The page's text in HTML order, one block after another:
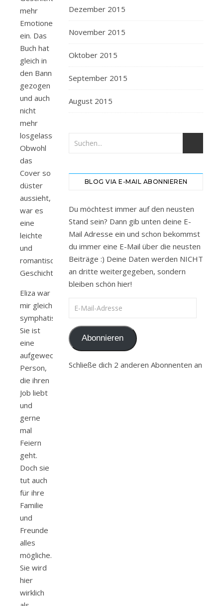
mehr
Emotionen
ein. Das
Buch hat
gleich in
den Bann
gezogen
und auch
nicht
mehr
losgelassen.
Obwohl
das
Cover so
düster
aussieht,
war es
eine
leichte
und
romantische
Geschichte.
Eliza war
mir gleich
symphatisch.
Sie ist
eine
aufgeweckte
Person,
die ihren
Job liebt
und
gerne
mal
Feiern
geht.
Doch sie
tut auch
für ihre
Familie
und
Freunde
alles
mögliche.
Sie wird
hier
wirklich
Dezember 2015
November 2015
Oktober 2015
September 2015
August 2015
BLOG VIA E-MAIL ABONNIEREN
Du möchtest immer auf den neusten
Stand sein? Dann gib unten deine E-
Mail Adresse ein und schon bekommst
du immer eine E-Mail über die neusten
Beiträge :) Deine Daten werden NICHT
an dritte weitergegeben, sondern
bleiben schön hier!
E-Mail-Adresse
Abonnieren
Schließe dich 2 anderen Abonnenten an